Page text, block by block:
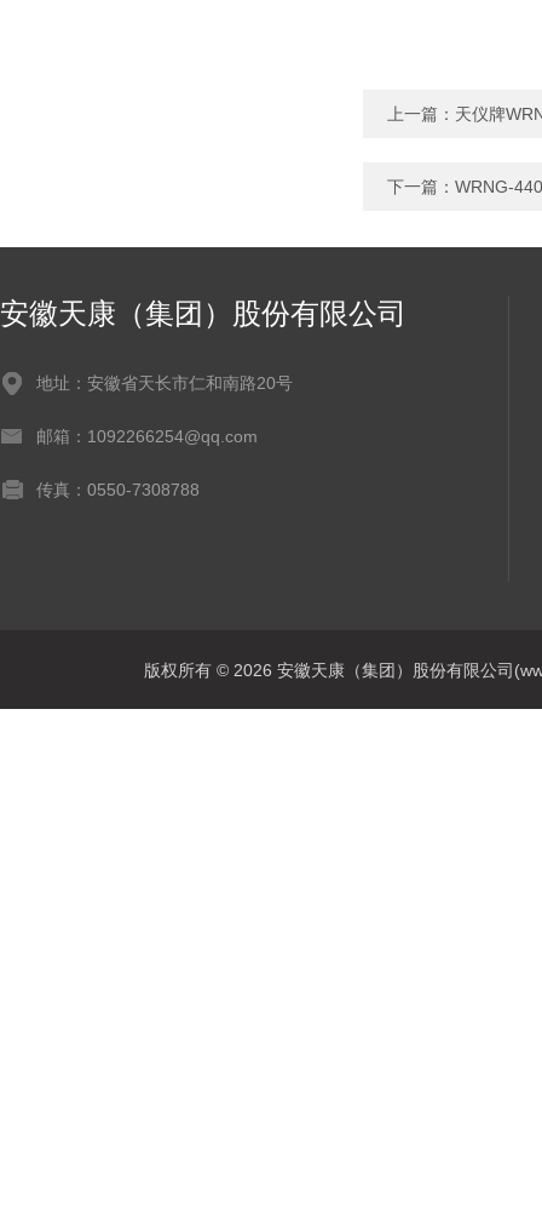
上一篇： 天仪牌
下一篇： WRNG-
安徽天康（集团）股份有限公司
地址：安徽省天长市仁和南路20号
邮箱：1092266254@qq.com
传真：0550-7308788
版权所有 © 2026 安徽天康（集团）股份有限公司